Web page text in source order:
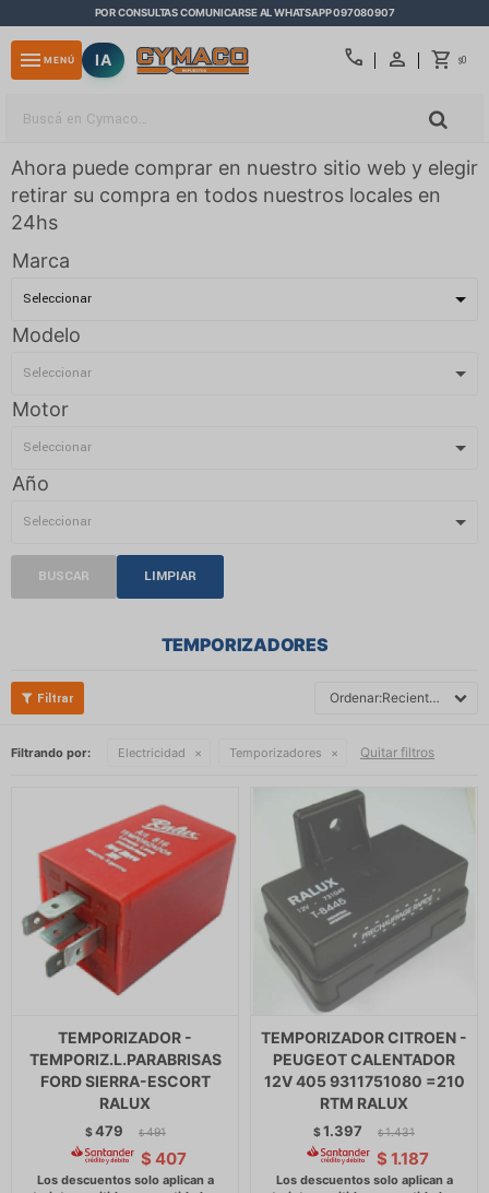
POR CONSULTAS COMUNICARSE AL WHATSAPP 097080907
call $0
menu MENÚ IA
Ahora puede comprar en nuestro sitio web y elegir
retirar su compra en todos nuestros locales en
24hs
Marca
Modelo
Motor
Año
BUSCAR LIMPIAR
TEMPORIZADORES
Recientes
Filtrando por: Electricidad Temporizadores Quitar filtros
TEMPORIZADOR -
TEMPORIZ.L.PARABRISAS
FORD SIERRA-ESCORT
RALUX
$479 $ 491
$ 407
TEMPORIZADOR CITROEN -
PEUGEOT CALENTADOR
12V 405 9311751080 =210
RTM RALUX
$1.397 $ 1.431
$ 1.187
close